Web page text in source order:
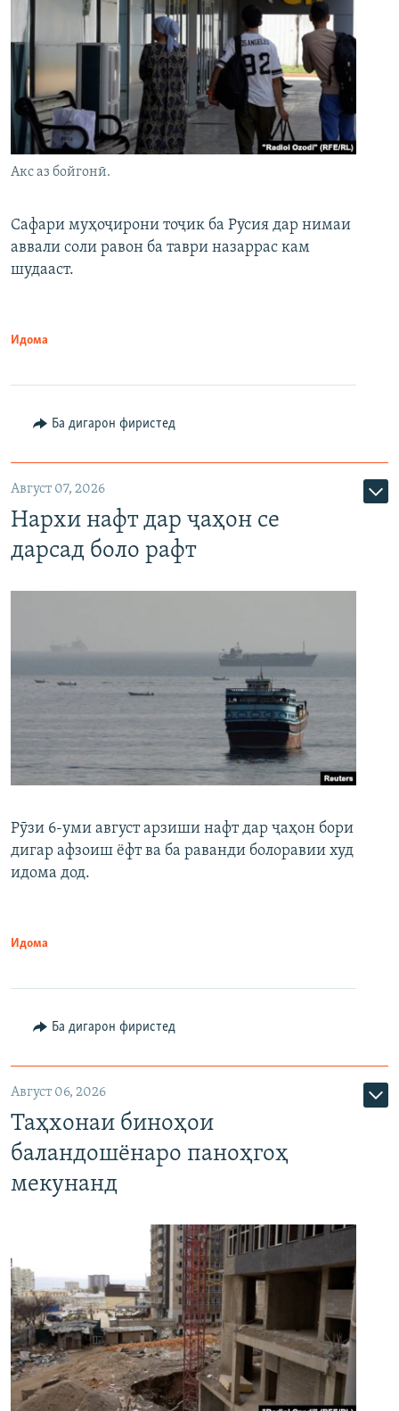
Акс аз бойгонӣ.
Сафари муҳоҷирони тоҷик ба Русия дар нимаи
аввали соли равон ба таври назаррас кам
шудааст.
Идома
Ба дигарон фиристед
Август 07, 2026
Нархи нафт дар ҷаҳон се
дарсад боло рафт
Рӯзи 6-уми август арзиши нафт дар ҷаҳон бори
дигар афзоиш ёфт ва ба раванди болоравии худ
идома дод.
Идома
Ба дигарон фиристед
Август 06, 2026
Таҳхонаи биноҳои
баландошёнаро паноҳгоҳ
мекунанд